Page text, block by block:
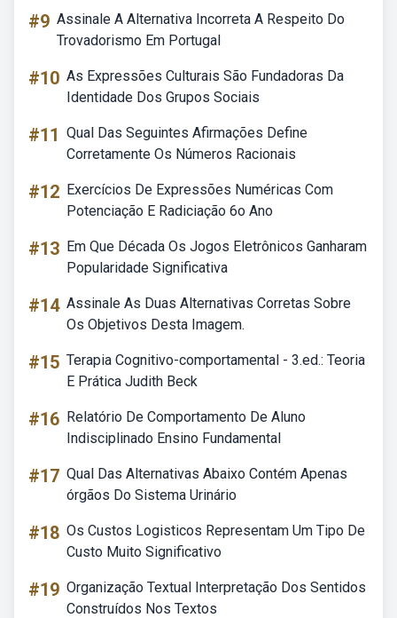
#9 Assinale A Alternativa Incorreta A Respeito Do
Trovadorismo Em Portugal
#10 As Expressões Culturais São Fundadoras Da
Identidade Dos Grupos Sociais
#11 Qual Das Seguintes Afirmações Define
Corretamente Os Números Racionais
#12 Exercícios De Expressões Numéricas Com
Potenciação E Radiciação 6o Ano
#13 Em Que Década Os Jogos Eletrônicos Ganharam
Popularidade Significativa
#14 Assinale As Duas Alternativas Corretas Sobre
Os Objetivos Desta Imagem.
#15 Terapia Cognitivo-comportamental - 3.ed.: Teoria
E Prática Judith Beck
#16 Relatório De Comportamento De Aluno
Indisciplinado Ensino Fundamental
#17 Qual Das Alternativas Abaixo Contém Apenas
órgãos Do Sistema Urinário
#18 Os Custos Logisticos Representam Um Tipo De
Custo Muito Significativo
#19 Organização Textual Interpretação Dos Sentidos
Construídos Nos Textos